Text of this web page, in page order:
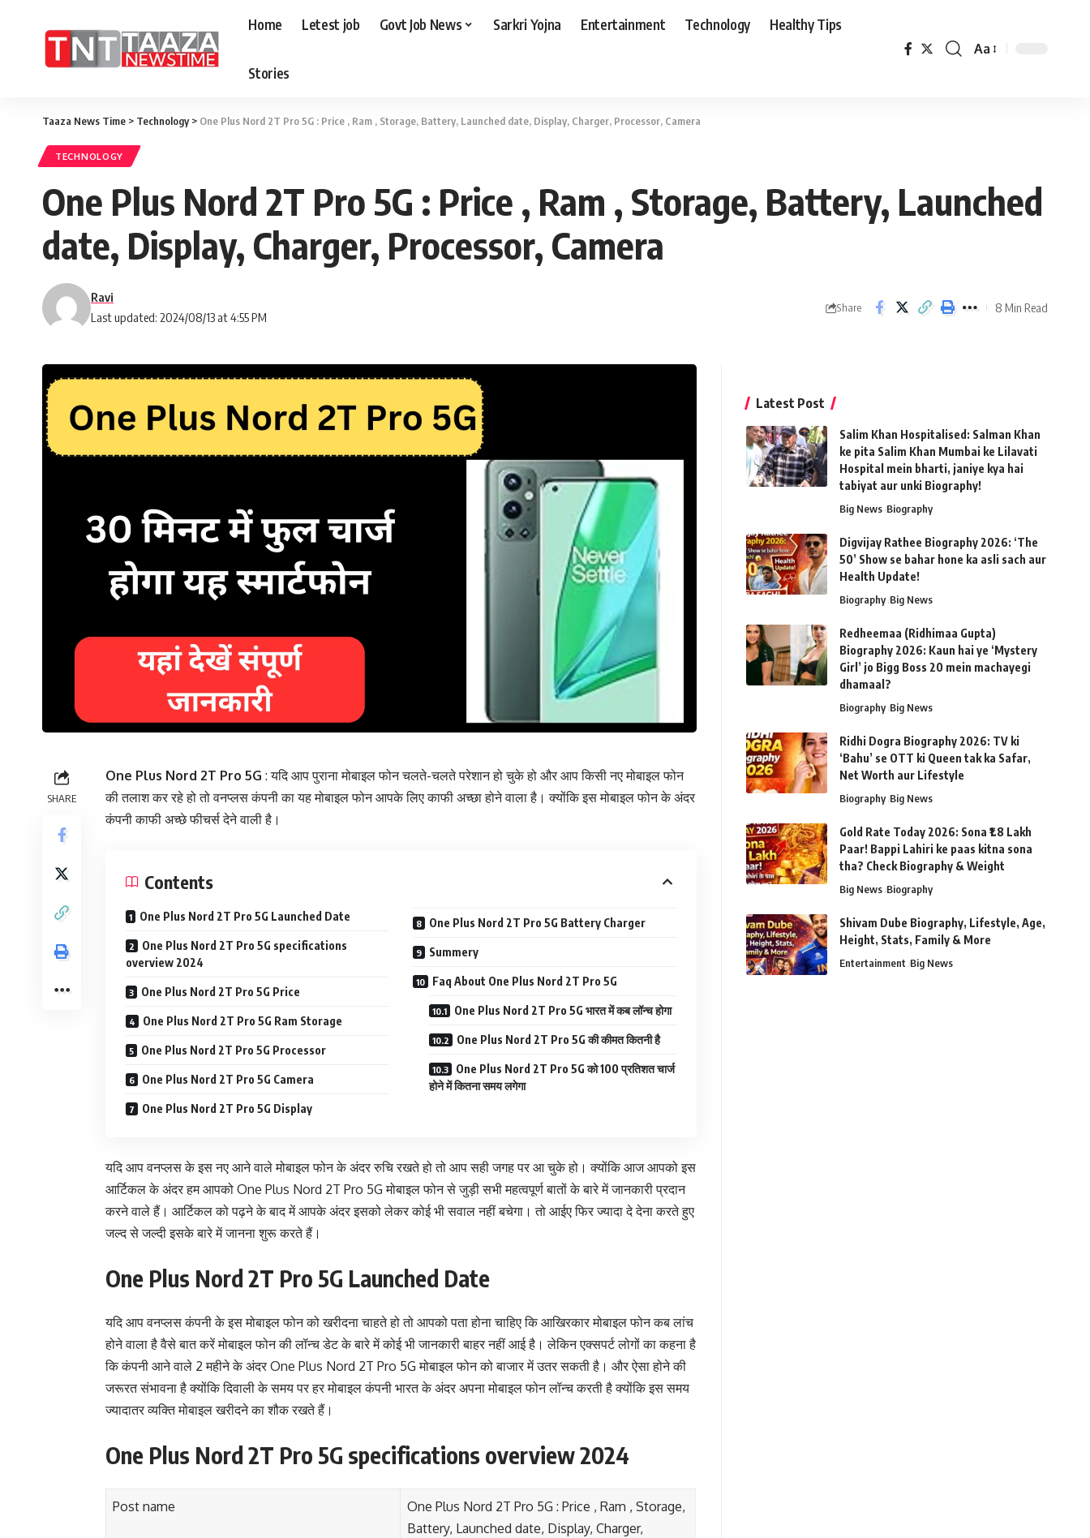
Home Letest job Govt Job News Sarkri Yojna Entertainment Technology Healthy Tips
Stories
Aa
Taaza News Time > Technology> One Plus Nord 2T Pro 5G : Price , Ram , Storage, Battery, Launched date, Display, Charger, Processor, Camera
TECHNOLOGY
One Plus Nord 2T Pro 5G : Price , Ram , Storage, Battery, Launched
date, Display, Charger, Processor, Camera
Last updated: 2024/08/13 at 4:55 PM
Ravi
Share 8 Min Read
SHARE
One Plus Nord 2T Pro 5G : यदि आप पुराना मोबाइल फोन चलते-चलते परेशान हो चुके हो और आप किसी नए मोबाइल फोन
की तलाश कर रहे हो तो वनप्लस कंपनी का यह मोबाइल फोन आपके लिए काफी अच्छा होने वाला है। क्योंकि इस मोबाइल फोन के अंदर
कंपनी काफी अच्छे फीचर्स देने वाली है।
Contents
One Plus Nord 2T Pro 5G Launched Date
One Plus Nord 2T Pro 5G specifications
overview 2024
One Plus Nord 2T Pro 5G Price
One Plus Nord 2T Pro 5G Ram Storage
One Plus Nord 2T Pro 5G Processor
One Plus Nord 2T Pro 5G Camera
One Plus Nord 2T Pro 5G Display
One Plus Nord 2T Pro 5G Battery Charger
Summery
Faq About One Plus Nord 2T Pro 5G
One Plus Nord 2T Pro 5G भारत में कब लॉन्च होगा
One Plus Nord 2T Pro 5G की कीमत कितनी है
One Plus Nord 2T Pro 5G को 100 प्रतिशत चार्ज
होने में कितना समय लगेगा
यदि आप वनप्लस के इस नए आने वाले मोबाइल फोन के अंदर रुचि रखते हो तो आप सही जगह पर आ चुके हो। क्योंकि आज आपको इस
आर्टिकल के अंदर हम आपको One Plus Nord 2T Pro 5G मोबाइल फोन से जुड़ी सभी महत्वपूर्ण बातों के बारे में जानकारी प्रदान
करने वाले हैं। आर्टिकल को पढ़ने के बाद में आपके अंदर इसको लेकर कोई भी सवाल नहीं बचेगा। तो आईए फिर ज्यादा दे देना करते हुए
जल्द से जल्दी इसके बारे में जानना शुरू करते हैं।
One Plus Nord 2T Pro 5G Launched Date
यदि आप वनप्लस कंपनी के इस मोबाइल फोन को खरीदना चाहते हो तो आपको पता होना चाहिए कि आखिरकार मोबाइल फोन कब लांच
होने वाला है वैसे बात करें मोबाइल फोन की लॉन्च डेट के बारे में कोई भी जानकारी बाहर नहीं आई है। लेकिन एक्सपर्ट लोगों का कहना है
कि कंपनी आने वाले 2 महीने के अंदर One Plus Nord 2T Pro 5G मोबाइल फोन को बाजार में उतर सकती है। और ऐसा होने की
जरूरत संभावना है क्योंकि दिवाली के समय पर हर मोबाइल कंपनी भारत के अंदर अपना मोबाइल फोन लॉन्च करती है क्योंकि इस समय
ज्यादातर व्यक्ति मोबाइल खरीदने का शौक रखते हैं।
One Plus Nord 2T Pro 5G specifications overview 2024
Post name
One Plus Nord 2T Pro 5G : Price , Ram , Storage,
Battery, Launched date, Display, Charger,
Latest Post
Salim Khan Hospitalised: Salman Khan
ke pita Salim Khan Mumbai ke Lilavati
Hospital mein bharti, janiye kya hai
tabiyat aur unki Biography!
Big News Biography
Digvijay Rathee Biography 2026: ‘The
50’ Show se bahar hone ka asli sach aur
Health Update!
Biography Big News
Redheemaa (Ridhimaa Gupta)
Biography 2026: Kaun hai ye ‘Mystery
Girl’ jo Bigg Boss 20 mein machayegi
dhamaal?
Biography Big News
Ridhi Dogra Biography 2026: TV ki
‘Bahu’ se OTT ki Queen tak ka Safar,
Net Worth aur Lifestyle
Biography Big News
Gold Rate Today 2026: Sona ₹1.8 Lakh
Paar! Bappi Lahiri ke paas kitna sona
tha? Check Biography & Weight
Big News Biography
Shivam Dube Biography, Lifestyle, Age,
Height, Stats, Family & More
Entertainment Big News